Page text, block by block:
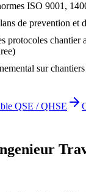
ISO 9001,
de prevention et
protocoles chantier
sur
QSE / QHSE